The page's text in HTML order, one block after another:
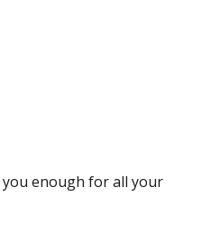
you enough for all your